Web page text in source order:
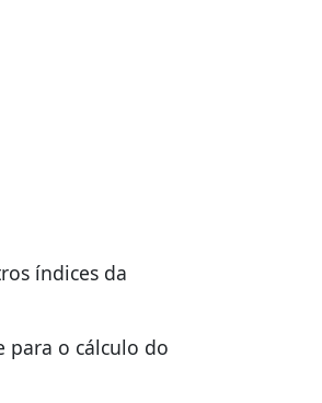
índices da
para o cálculo do